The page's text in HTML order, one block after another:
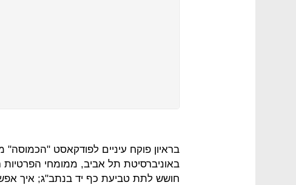
בראיון פוקח עיניים לפודקאסט
באוניברסיטת תל אביב, ממומחי